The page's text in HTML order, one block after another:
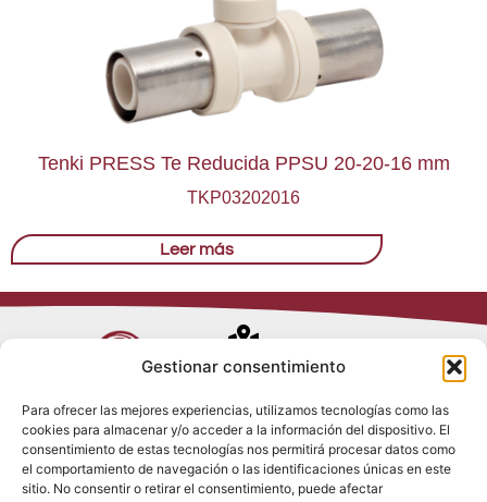
Gestionar consentimiento
Para ofrecer las mejores experiencias, utilizamos tecnologías como las
cookies para almacenar y/o acceder a la información del dispositivo. El
consentimiento de estas tecnologías nos permitirá procesar datos como
el comportamiento de navegación o las identificaciones únicas en este
sitio. No consentir o retirar el consentimiento, puede afectar
Tenki PRESS Te Reducida PPSU 20-20-16 mm
TKP03202016
Leer más
Avenida de
28017 Madrid
(España)
(+34) 910 917
Política de
Privacidad
Política de
Cookies